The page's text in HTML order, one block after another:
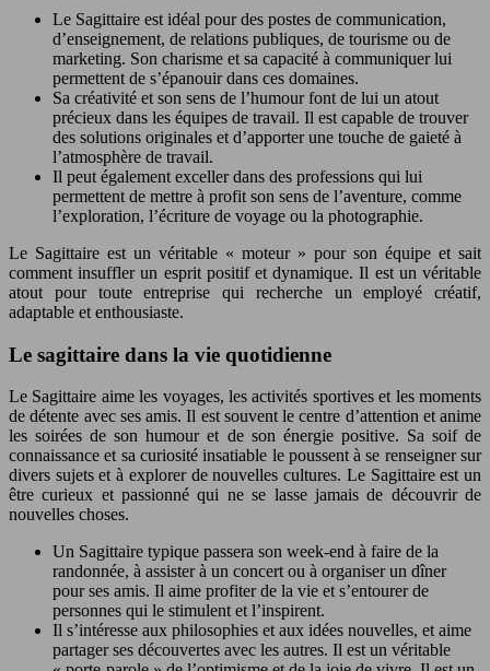
Le Sagittaire est idéal pour des postes de communication,
d’enseignement, de relations publiques, de tourisme ou de
marketing. Son charisme et sa capacité à communiquer lui
permettent de s’épanouir dans ces domaines.
Sa créativité et son sens de l’humour font de lui un atout
précieux dans les équipes de travail. Il est capable de trouver
des solutions originales et d’apporter une touche de gaieté à
l’atmosphère de travail.
Il peut également exceller dans des professions qui lui
permettent de mettre à profit son sens de l’aventure, comme
l’exploration, l’écriture de voyage ou la photographie.
Le Sagittaire est un véritable « moteur » pour son équipe et sait
comment insuffler un esprit positif et dynamique. Il est un véritable
atout pour toute entreprise qui recherche un employé créatif,
adaptable et enthousiaste.
Le sagittaire dans la vie quotidienne
Le Sagittaire aime les voyages, les activités sportives et les moments
de détente avec ses amis. Il est souvent le centre d’attention et anime
les soirées de son humour et de son énergie positive. Sa soif de
connaissance et sa curiosité insatiable le poussent à se renseigner sur
divers sujets et à explorer de nouvelles cultures. Le Sagittaire est un
être curieux et passionné qui ne se lasse jamais de découvrir de
nouvelles choses.
Un Sagittaire typique passera son week-end à faire de la
randonnée, à assister à un concert ou à organiser un dîner
pour ses amis. Il aime profiter de la vie et s’entourer de
personnes qui le stimulent et l’inspirent.
Il s’intéresse aux philosophies et aux idées nouvelles, et aime
partager ses découvertes avec les autres. Il est un véritable